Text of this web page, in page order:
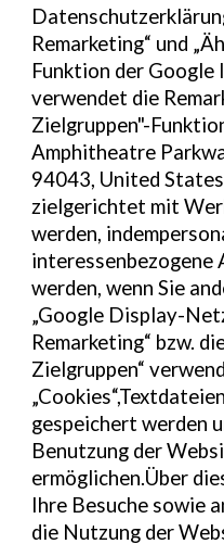
Remarketing“ und
Funktion der
verwendet die
Zielgruppen"-
Amphitheatre
94043, United States
zielgerichtet mit
werden,
interessenbezogene
werden, wenn Sie
„Google Display-
Remarketing“ bzw.
Zielgruppen“
gespeichert werden
Benutzung der
ermöglichen.Über
Ihre Besuche sowie
die Nutzung der